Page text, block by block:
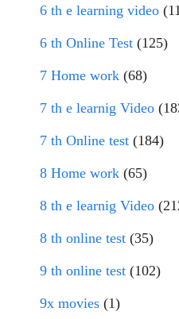
6 th e learning video
6 th Online Test (125)
7 Home work (68)
7 th e learnig Video
7 th Online test (184)
8 Home work (65)
8 th e learnig Video
8 th online test (35)
9 th online test (102)
9x movies (1)